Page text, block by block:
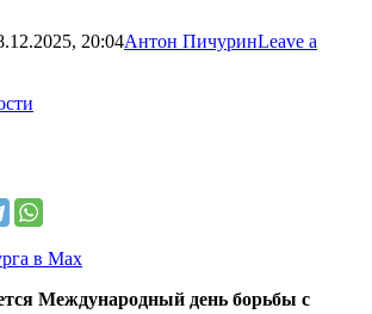
20:04Антон ПичуринLeave a
Международный день борьбы с